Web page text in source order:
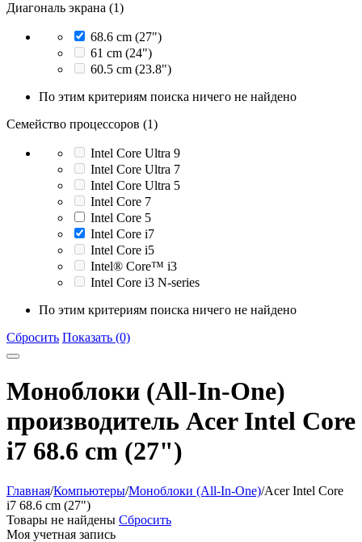
Диагональ экрана (1)
68.6 cm (27")
61 cm (24")
60.5 cm (23.8")
По этим критериям поиска ничего не найдено
Семейство процессоров (1)
Intel Core Ultra 9
Intel Core Ultra 7
Intel Core Ultra 5
Intel Core 7
Intel Core 5
Intel Core i7
Intel Core i5
Intel® Core™ i3
Intel Core i3 N-series
По этим критериям поиска ничего не найдено
Сбросить Показать (0)
Моноблоки (All-In-One)
производитель Acer Intel Core
i7 68.6 cm (27")
Главная/Компьютеры/Моноблоки (All-In-One)/Acer Intel Core
i7 68.6 cm (27")
Товары не найдены Сбросить
Моя учетная запись